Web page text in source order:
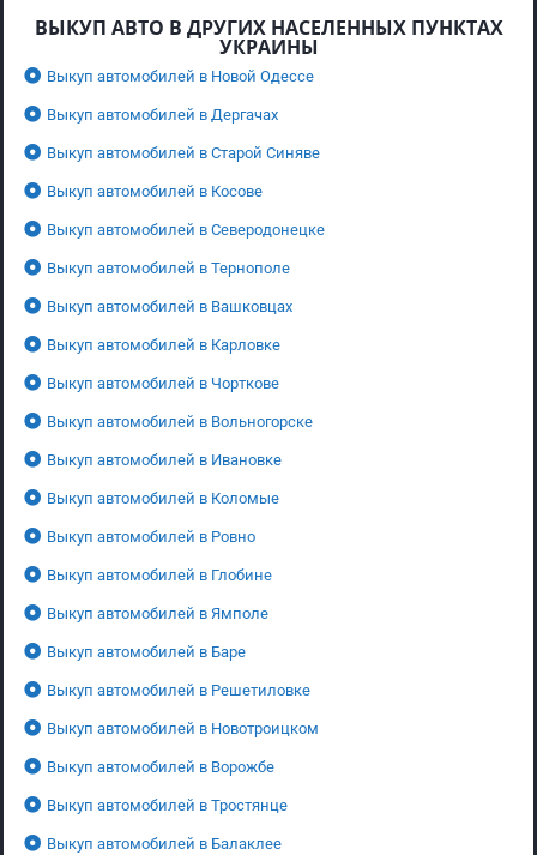
ВЫКУП АВТО В ДРУГИХ НАСЕЛЕННЫХ ПУНКТАХ
УКРАИНЫ
Выкуп автомобилей в Новой Одессе
Выкуп автомобилей в Дергачах
Выкуп автомобилей в Старой Синяве
Выкуп автомобилей в Косове
Выкуп автомобилей в Северодонецке
Выкуп автомобилей в Тернополе
Выкуп автомобилей в Вашковцах
Выкуп автомобилей в Карловке
Выкуп автомобилей в Чорткове
Выкуп автомобилей в Вольногорске
Выкуп автомобилей в Ивановке
Выкуп автомобилей в Коломые
Выкуп автомобилей в Ровно
Выкуп автомобилей в Глобине
Выкуп автомобилей в Ямполе
Выкуп автомобилей в Баре
Выкуп автомобилей в Решетиловке
Выкуп автомобилей в Новотроицком
Выкуп автомобилей в Ворожбе
Выкуп автомобилей в Тростянце
Выкуп автомобилей в Балаклее